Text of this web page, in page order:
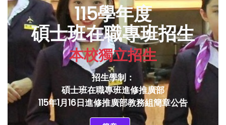
115學年度
碩士班在職專班招生
本校獨立招生
招生學制：
碩士班在職專班進修推廣部
115年1月16日進修推廣部教務組簡章公告